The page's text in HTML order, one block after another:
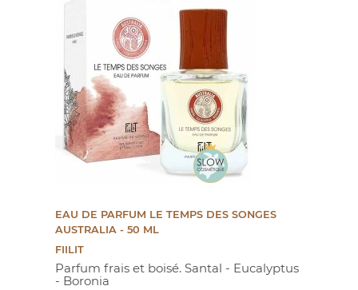
EAU DE PARFUM LE TEMPS DES SONGES
AUSTRALIA - 50 ML
FIILIT
Parfum frais et boisé. Santal - Eucalyptus
- Boronia